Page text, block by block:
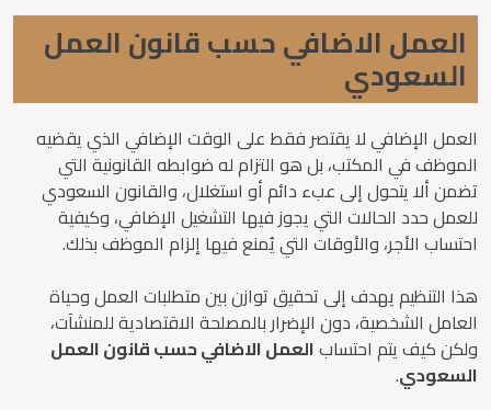
العمل الاضافي حسب قانون العمل
السعودي
العمل الإضافي لا يقتصر فقط على الوقت الإضافي الذي يقضيه
الموظف في المكتب، بل هو التزام له ضوابطه القانونية التي
تضمن ألا يتحول إلى عبء دائم أو استغلال، والقانون السعودي
للعمل حدد الحالات التي يجوز فيها التشغيل الإضافي، وكيفية
احتساب الأجر، والأوقات التي يُمنع فيها إلزام الموظف بذلك.
هذا التنظيم يهدف إلى تحقيق توازن بين متطلبات العمل وحياة
العامل الشخصية، دون الإضرار بالمصلحة الاقتصادية للمنشآت،
ولكن كيف يتم احتسابالعمل الاضافي حسب قانون العمل
السعودي.